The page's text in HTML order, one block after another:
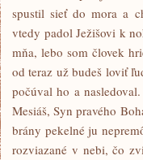
spustil sieť do mora a
vtedy padol Ježišovi k
mňa, lebo som človek
od teraz už budeš loviť
počúval ho a
Mesiáš, Syn pravého
brány pekelné ju
rozviazané v nebi, čo